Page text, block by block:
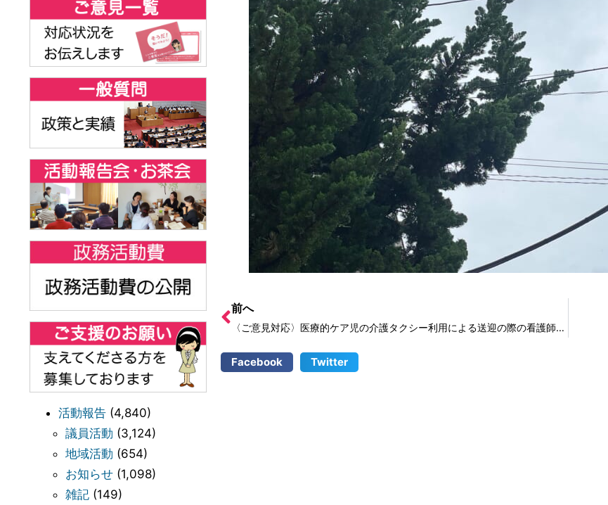
活動報告 (4,840)
議員活動 (3,124)
地域活動 (654)
お知らせ (1,098)
雑記 (149)
前へ
〈ご意見対応〉医療的ケア児の介護タクシー利用による送迎の際の看護師の交通費補助について
Facebook Twitter